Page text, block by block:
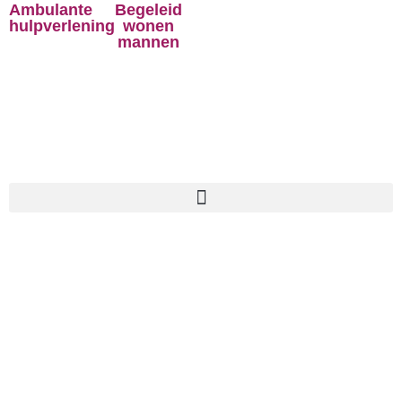
Ambulante
hulpverlening
Begeleid
wonen
mannen